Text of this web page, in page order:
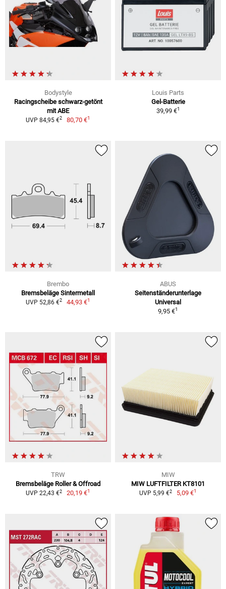
Bodystyle
Racingscheibe schwarz-getönt
mit ABE
UVP 84,95 €2 80,70 €1
Louis Parts
Gel-Batterie
39,99 €1
Brembo
Bremsbeläge Sintermetall
UVP 52,86 €2 44,93 €1
ABUS
Seitenständerunterlage
Universal
9,95 €1
TRW
Bremsbeläge Roller & Offroad
UVP 22,43 €2 20,19 €1
MIW
MIW LUFTFILTER KT8101
UVP 5,99 €2 5,09 €1